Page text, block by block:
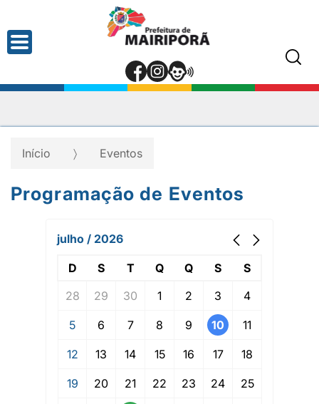
Início Eventos
Programação de Eventos
julho / 2026
D S T Q Q S
S
28
29 30 1 2 3 4
5 6 7 8 9 10 11
12 13 14 15 16 17 18
19 20 21 22 23 24 25